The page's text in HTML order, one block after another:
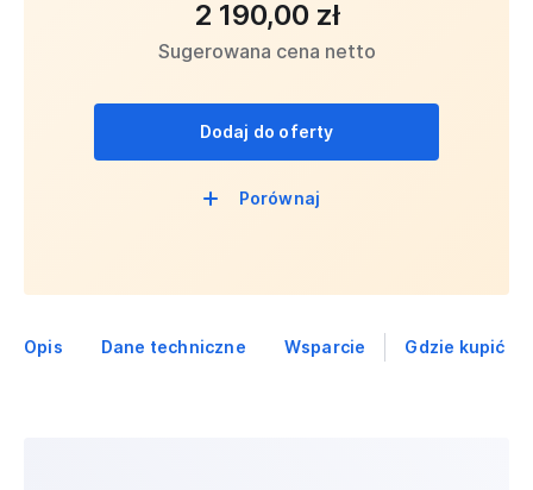
2 190,00 zł
Sugerowana cena netto
Dodaj do oferty
Porównaj
Opis Dane techniczne Wsparcie Gdzie kupić